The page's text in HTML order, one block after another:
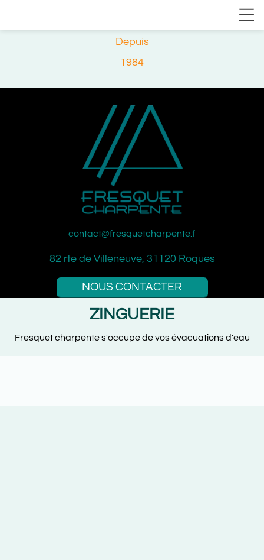
Depuis
1984
contact@fresquetcharpente.fr
82 rte de Villeneuve, 31120 Roques
NOUS CONTACTER
ZINGUERIE
Fresquet charpente s'occupe de vos évacuations d'eau